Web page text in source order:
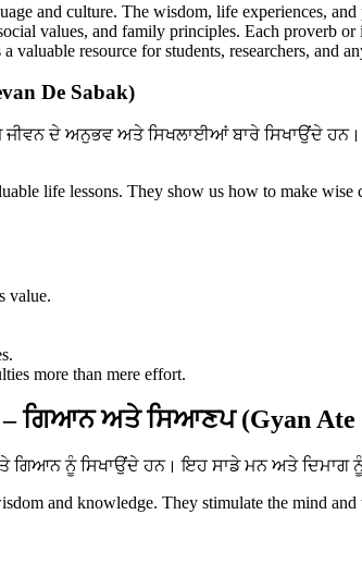
and culture. The wisdom, life experiences,
values, and family principles. Each proverb
valuable resource for students, researchers, and
De Sabak)
ਦੇ ਅਨੁਭਵ ਅਤੇ ਸਿਖਲਾਈਆਂ ਬਾਰੇ ਸਿਖਾਉਂਦੇ ਹਨ।
life lessons. They show us how to make
value.
more than mere effort.
– ਗਿਆਨ ਅਤੇ ਸਿਆਣਪ (Gyan Ate
ਨੂੰ ਸਿਖਾਉਂਦੇ ਹਨ। ਇਹ ਸਾਡੇ ਮਨ ਅਤੇ ਦਿਮਾਗ ਨੂੰ
and knowledge. They stimulate the mind